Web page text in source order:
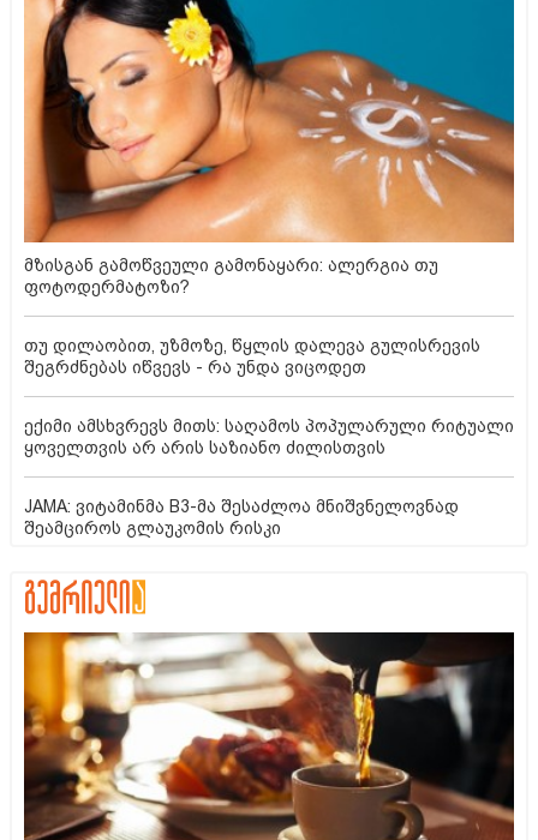
მზისგან გამოწვეული გამონაყარი: ალერგია თუ
ფოტოდერმატოზი?
თუ დილაობით, უზმოზე, წყლის დალევა გულისრევის
შეგრძნებას იწვევს - რა უნდა ვიცოდეთ
ექიმი ამსხვრევს მითს: საღამოს პოპულარული რიტუალი
ყოველთვის არ არის საზიანო ძილისთვის
JAMA: ვიტამინმა B3-მა შესაძლოა მნიშვნელოვნად
შეამციროს გლაუკომის რისკი